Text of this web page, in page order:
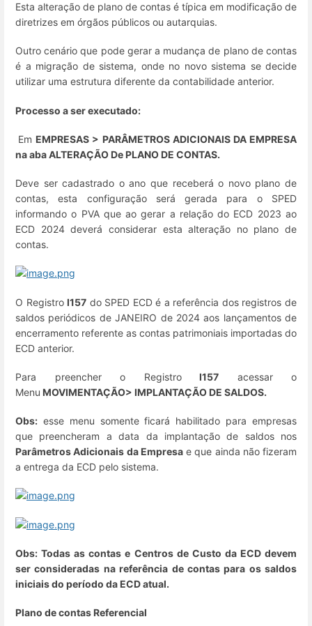
Esta alteração de plano de contas é típica em modificação de
diretrizes em órgãos públicos ou autarquias.
Outro cenário que pode gerar a mudança de plano de contas
é a migração de sistema, onde no novo sistema se decide
utilizar uma estrutura diferente da contabilidade anterior.
Processo a ser executado:
Em EMPRESAS > PARÂMETROS ADICIONAIS DA EMPRESA
na aba ALTERAÇÃO De PLANO DE CONTAS.
Deve ser cadastrado o ano que receberá o novo plano de
contas, esta configuração será gerada para o SPED
informando o PVA que ao gerar a relação do ECD 2023 ao
ECD 2024 deverá considerar esta alteração no plano de
contas.
O Registro I157 do SPED ECD é a referência dos registros de
saldos periódicos de JANEIRO de 2024 aos lançamentos de
encerramento referente as contas patrimoniais importadas do
ECD anterior.
Para preencher o RegistroI157 acessar o
Menu MOVIMENTAÇÃO> IMPLANTAÇÃO DE SALDOS.
Obs: esse menu somente ficará habilitado para empresas
que preencheram a data da implantação de saldos nos
Parâmetros Adicionais da Empresae que ainda não fizeram
a entrega da ECD pelo sistema.
Obs: Todas as contas e Centros de Custo da ECD devem
ser consideradas na referência de contas para os saldos
iniciais do período da ECD atual.
Plano de contas Referencial